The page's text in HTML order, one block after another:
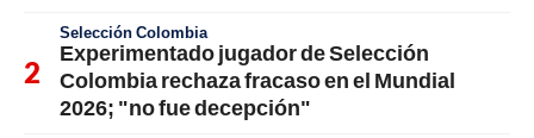
Selección Colombia
Experimentado jugador de Selección
Colombia rechaza fracaso en el Mundial
2026; "no fue decepción"